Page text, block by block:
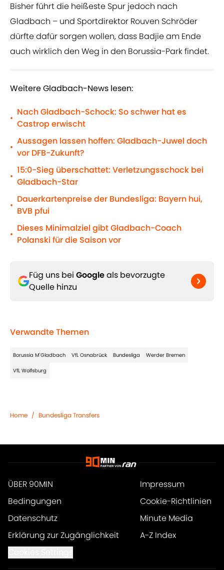
Bisher führt die heißeste Spur jedoch nach
Gladbach – und Sportdirektor Rouven Schröder
dürfte dafür sorgen wollen, dass Badjie am Ende
auch wirklich den Weg in den Borussia-Park findet.
Weitere Gladbach-News lesen:
•
Nach Gladbach-Schock: So schwer hat es
Castrop erwischt
•
Aussagen lassen hoffen: Gladbach-Juwel doch
vor DFB-Zukunft?
•
15:0-Sieg überschattet: Verletzungsschock bei
Gladbach-Star
•
Dauerkartenpreise der Bundesliga: Bayern hui,
BVB pfui
•
Dieses Minimalziel gibt Gladbach-Coach
Polanski für die Saison vor
Füg uns bei Googleals bevorzugte
Quelle hinzu
Verwandte Themen
Borussia M'Gladbach VfL Osnabrück Bundesliga Werder Bremen
VfL Wolfsburg
Home / Bundesliga Transfers
ÜBER 90MIN
Impressum
Bedingungen
Cookie-Richtlinien
Datenschutz
Minute Media
Erklärung zur Zugänglichkeit
A-Z Index